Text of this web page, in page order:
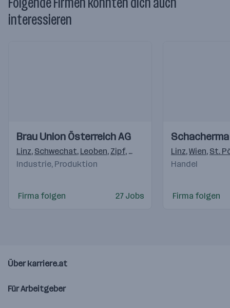
interessieren
Videos
Einblicke
Einblicke
Brau Union Österreich AG
Linz, Schwechat, Leoben, Zipf, Graz ,Schladming,
Industrie, Produktion
Firma folgen 27 Jobs
Videos
Einblicke
Einblicke
Linz,Wien, St.
Handel
Firma folgen
Über karriere.at
Für Arbeitgeber